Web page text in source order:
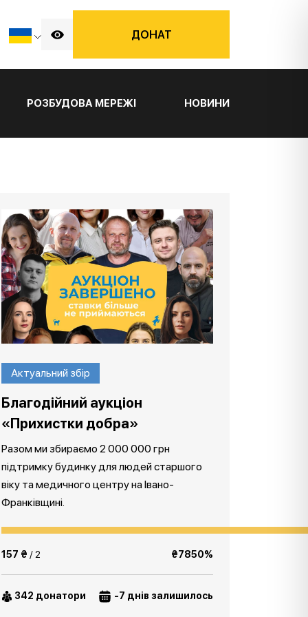
ДОНАТ
РОЗБУДОВА МЕРЕЖІ НОВИНИ
Актуальний збір
Благодійний аукціон
«Прихистки добра»
Разом ми збираємо 2 000 000 грн
підтримку будинку для людей старшого
віку та медичного центру на Івано-
Франківщині.
157 ₴ / 2 ₴7850%
342 донатори -7 днів залишилось